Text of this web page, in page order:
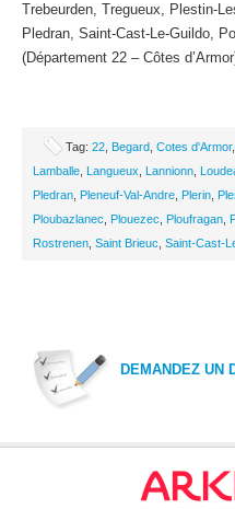
Trebeurden, Tregueux, Plestin-
Pledran, Saint-Cast-Le-Guildo,
(Département 22 – Côtes
Tag: 22 Begard Cotes d'Armor,
Lamballe Langueux Lannionn
Pledran Pleneuf-Val-Andre Plerin
Ploubazlanec
Plouezec Ploufragan
Rostrenen Saint Brieuc Saint-Cast-
DEMANDEZ UN